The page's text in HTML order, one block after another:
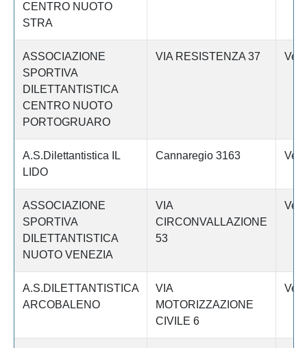
CENTRO NUOTO
STRA
ASSOCIAZIONE
SPORTIVA
DILETTANTISTICA
CENTRO NUOTO
PORTOGRUARO
VIA RESISTENZA 37
A.S.Dilettantistica IL
LIDO
Cannaregio 3163
ASSOCIAZIONE
SPORTIVA
DILETTANTISTICA
NUOTO VENEZIA
VIA
CIRCONVALLAZIONE
53
A.S.DILETTANTISTICA
ARCOBALENO
VIA
MOTORIZZAZIONE
CIVILE 6